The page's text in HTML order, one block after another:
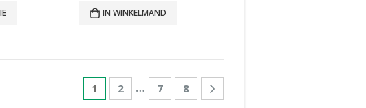
IN WINKELMAND
1 2 … 7 8